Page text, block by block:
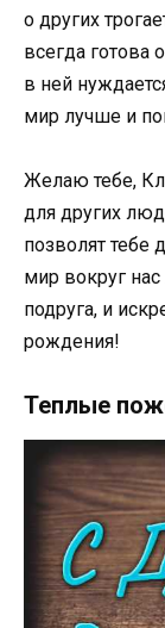
о других
всегда готова
в ней
мир лучше и
Желаю тебе,
для других
позволят тебе
мир вокруг
подруга, и
рождения!
Теплые